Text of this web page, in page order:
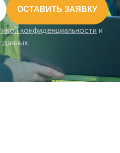
ОСТАВИТЬ ЗАЯВКУ
конфиденциальности и